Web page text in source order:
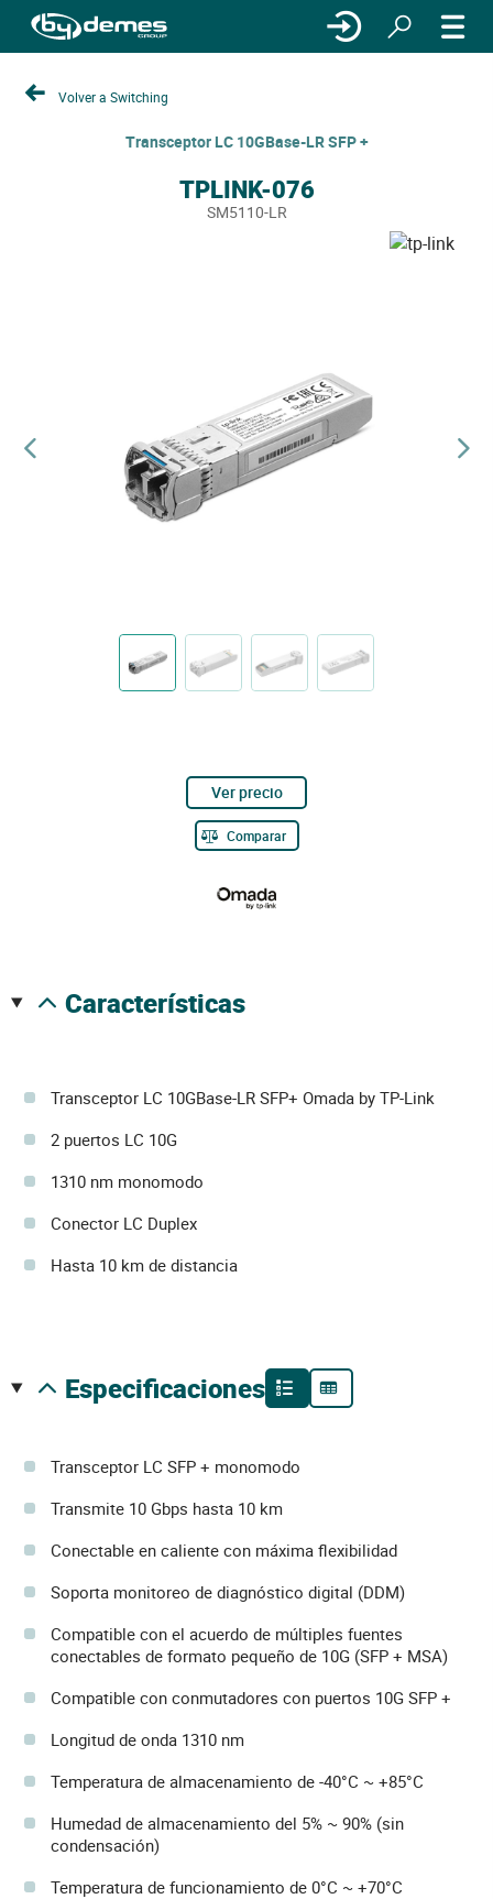
Volver a Switching
Transceptor LC 10GBase-LR SFP +
TPLINK-076
SM5110-LR
Ver precio
Comparar
características
Transceptor LC 10GBase-LR SFP+ Omada by TP-Link
2 puertos LC 10G
1310 nm monomodo
Conector LC Duplex
Hasta 10 km de distancia
especificaciones
Transceptor LC SFP + monomodo
Transmite 10 Gbps hasta 10 km
Conectable en caliente con máxima flexibilidad
Soporta monitoreo de diagnóstico digital (DDM)
Compatible con el acuerdo de múltiples fuentes
conectables de formato pequeño de 10G (SFP + MSA)
Compatible con conmutadores con puertos 10G SFP +
Longitud de onda 1310 nm
Temperatura de almacenamiento de -40°C ~ +85°C
Humedad de almacenamiento del 5% ~ 90% (sin
condensación)
Temperatura de funcionamiento de 0°C ~ +70°C